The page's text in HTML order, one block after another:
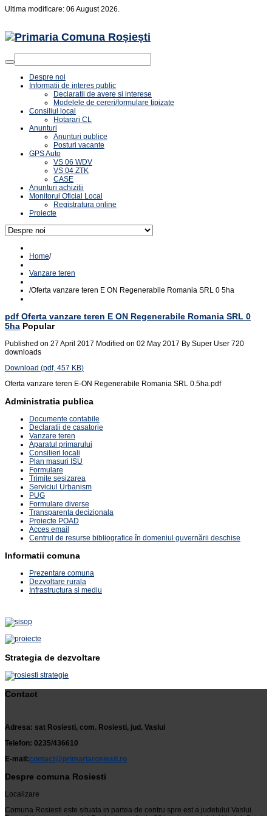
Ultima modificare: 06 August 2026.
Despre noi
Informatii de interes public
Declaratii de avere si interese
Modelele de cereri/formulare tipizate
Consiliul local
Hotarari CL
Anunturi
Anunturi publice
Posturi vacante
GPS Auto
VS 06 WDV
VS 04 ZTK
CASE
Anunturi achizitii
Monitorul Oficial Local
Registratura online
Proiecte
Home/
Vanzare teren
/Oferta vanzare teren E ON Regenerabile Romania SRL 0 5ha
pdf Oferta vanzare teren E ON Regenerabile Romania SRL 0
5ha Popular
Published on 27 April 2017 Modified on 02 May 2017 By Super User 720
downloads
Download (pdf, 457 KB)
Oferta vanzare teren E-ON Regenerabile Romania SRL 0.5ha.pdf
Administratia publica
Documente contabile
Declaratii de casatorie
Vanzare teren
Aparatul primarului
Consilieri locali
Plan masuri ISU
Formulare
Trimite sesizarea
Serviciul Urbanism
PUG
Formulare diverse
Transparenta decizionala
Proiecte POAD
Acces email
Centrul de resurse bibliografice în domeniul guvernării deschise
Informatii comuna
Prezentare comuna
Dezvoltare rurala
Infrastructura si mediu
Strategia de dezvoltare
Contact
Adresa: sat Rosiesti, com. Rosiesti, jud. Vaslui
Telefon: 0235/436610
E-mail:contact@primariarosiesti.ro
Despre comuna Rosiesti
Localizare
Comuna Rosiesti este situata in partea de centru spre est a judetului Vaslui.